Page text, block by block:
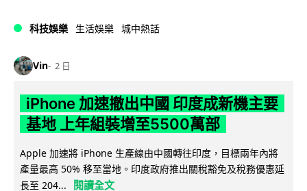
科技娛樂 生活娛樂 城中熱話
Vin 2 日
iPhone 加速撤出中國 印度成新機主要
基地 上年組裝增至5500萬部
Apple 加速將 iPhone 生產線由中國轉往印度，目標兩年內將
產量最高 50% 移至當地。印度政府推出關稅豁免及稅務優惠延
長至 204...
閱讀全文